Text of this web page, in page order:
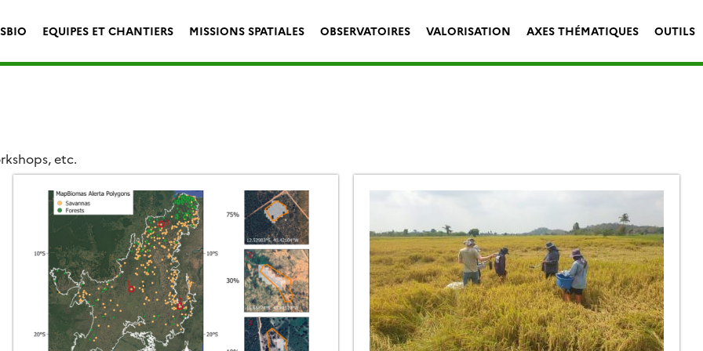
EQUIPES ET CHANTIERS MISSIONS SPATIALES OBSERVATOIRES VALORISATION AXES THÉMATIQUES OUTILS
etc.